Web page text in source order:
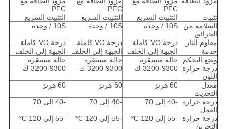
PFC
PFC
PFC
تثبيت
التثبيت السريع التثبيت السريع
التثبيت السريع
السلامة من
الحرائق
10S / وحدة 10S / وحدة 10S / وحدة
مقاوم النار درجة VO كاملة درجة VO كاملة
درجة VO كاملة
خدمة
الجبهة إلى الخلف الجبهة إلى الخلف
الجبهة إلى الخلف
وضع التحكم
حالة مستقرة حالة مستقرة
حالة مستقرة
درجة حرارة
اللون
3200-9300 ك 3200-9300 ك 3200-9300 ك
معدل
التحديث
60 هرتز 60 هرتز 60 هرتز
درجة حرارة
العمل
-40 إلى 70 -40 إلى 70 -40 إلى 70
درجة حرارة
التخزين
-55 إلى 120 ℃ -55 إلى 120 ℃ -55 إلى 120 ℃